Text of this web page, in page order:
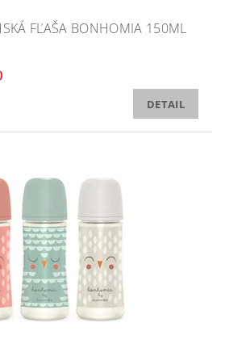
FĽAŠA BONHOMIA 150ML
DETAIL